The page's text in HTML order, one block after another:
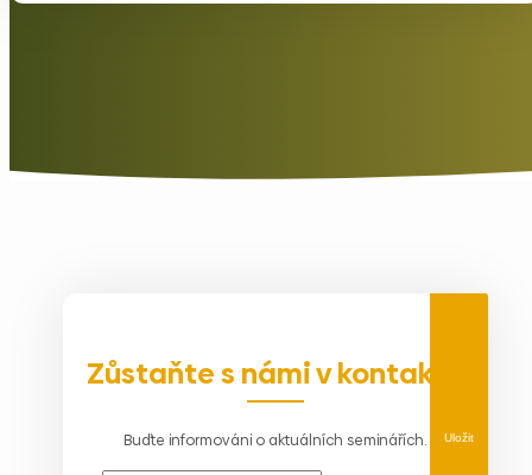
Zůstaňte s námi v kontaktu
Buďte informováni o aktuálních seminářích. Uložit